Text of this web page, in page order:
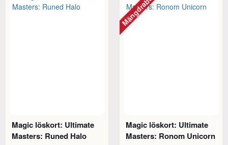
Magic löskort: Ultimate
Masters: Runed Halo
Magic löskort: Ultimate
Masters: Ronom Unicorn
Mängdrabatt